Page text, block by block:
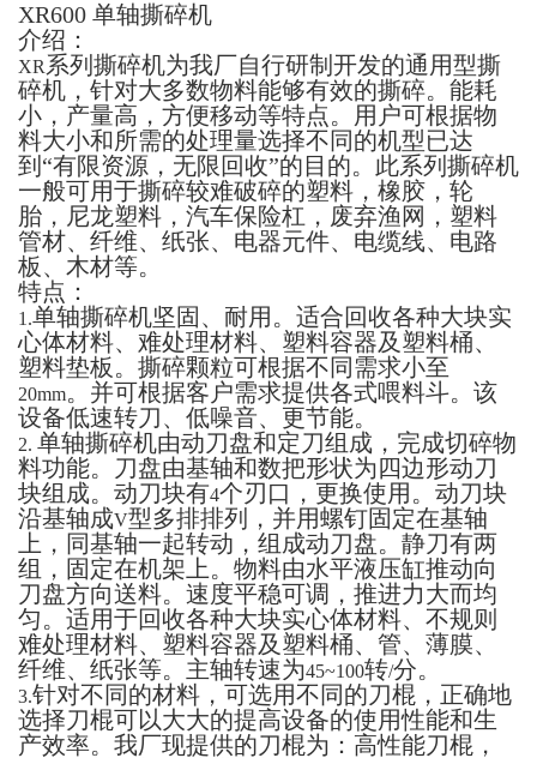
XR600 单轴撕碎机
介绍：
XR 系列撕碎机为我厂自行研制开发的通用型撕
碎机，针对大多数物料能够有效的撕碎。能耗
小，产量高，方便移动等特点。用户可根据物
料大小和所需的处理量选择不同的机型已达
到“有限资源，无限回收”的目的。此系列撕碎机
一般可用于撕碎较难破碎的塑料，橡胶，轮
胎，尼龙塑料，汽车保险杠，废弃渔网，塑料
管材、纤维、纸张、电器元件、电缆线、电路
板、木材等。
特点：
1.单轴撕碎机坚固、耐用。适合回收各种大块实
心体材料、难处理材料、塑料容器及塑料桶、
塑料垫板。撕碎颗粒可根据不同需求小至
20mm。并可根据客户需求提供各式喂料斗。该
设备低速转刀、低噪音、更节能。
2. 单轴撕碎机由动刀盘和定刀组成，完成切碎物
料功能。刀盘由基轴和数把形状为四边形动刀
块组成。动刀块有4个刃口，更换使用。动刀块
沿基轴成V型多排排列，并用螺钉固定在基轴
上，同基轴一起转动，组成动刀盘。静刀有两
组，固定在机架上。物料由水平液压缸推动向
刀盘方向送料。速度平稳可调，推进力大而均
匀。适用于回收各种大块实心体材料、不规则
难处理材料、塑料容器及塑料桶、管、薄膜、
纤维、纸张等。主轴转速为45~100转/分。
3.针对不同的材料，可选用不同的刀棍，正确地
选择刀棍可以大大的提高设备的使用性能和生
产效率。我厂现提供的刀棍为：高性能刀棍，